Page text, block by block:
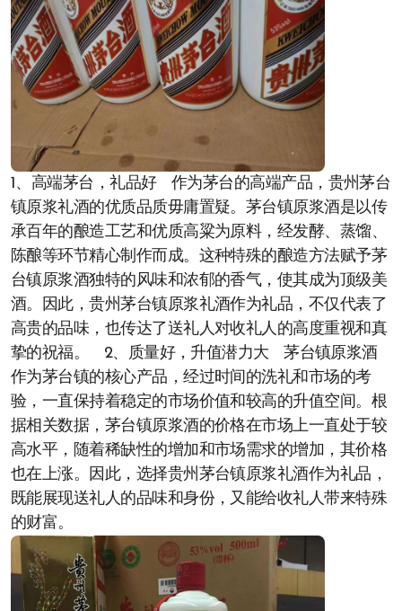
1、高端茅台，礼品好 作为茅台的高端产品，贵州茅台
镇原浆礼酒的优质品质毋庸置疑。茅台镇原浆酒是以传
承百年的酿造工艺和优质高粱为原料，经发酵、蒸馏、
陈酿等环节精心制作而成。这种特殊的酿造方法赋予茅
台镇原浆酒独特的风味和浓郁的香气，使其成为顶级美
酒。因此，贵州茅台镇原浆礼酒作为礼品，不仅代表了
高贵的品味，也传达了送礼人对收礼人的高度重视和真
挚的祝福。 2、质量好，升值潜力大 茅台镇原浆酒
作为茅台镇的核心产品，经过时间的洗礼和市场的考
验，一直保持着稳定的市场价值和较高的升值空间。根
据相关数据，茅台镇原浆酒的价格在市场上一直处于较
高水平，随着稀缺性的增加和市场需求的增加，其价格
也在上涨。因此，选择贵州茅台镇原浆礼酒作为礼品，
既能展现送礼人的品味和身份，又能给收礼人带来特殊
的财富。